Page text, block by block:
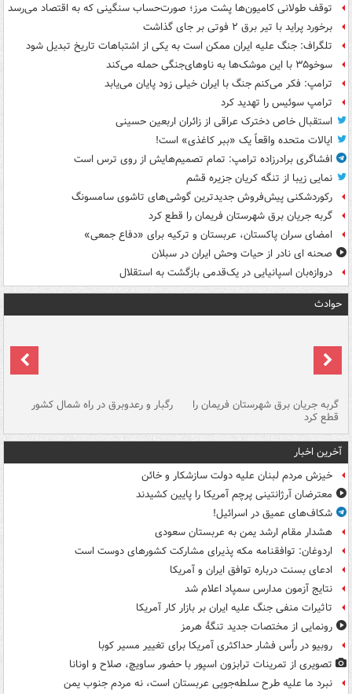
توقف طولانی کامیون‌ها پشت مرز؛ صورت‌حساب سنگینی که به اقتصاد می‌رسد
برخورد پراید با تیر برق ۲ فوتی بر جای گذاشت
تلگراف: جنگ علیه ایران ممکن است به یکی از اشتباهات تاریخ تبدیل شود
سوخو۳۵ با این موشک‌ها به ناوهای‌جنگی حمله می‌کند
ترامپ: فکر می‌کنم جنگ با ایران خیلی زود پایان می‌یابد
ترامپ سوئیس را تهدید کرد
استقبال خاص دخترک عراقی از زائران اربعین حسینی
ایالات متحده واقعاً یک «ببر کاغذی» است!
افشاگری برادرزاده ترامپ: تمام تصمیم‌هایش از روی ترس است
نمایی زیبا از تنگه کریان جزیره قشم
رکوردشکنی پیش‌فروش جدیدترین گوشی‌های تاشوی سامسونگ
گربه جریان برق شهرستان فریمان را قطع کرد
امضای سران پاکستان، عربستان و ترکیه برای «دفاع جمعی»
صحنه ای نادر از حیات وحش ایران در سبلان
دروازه‌بان اسپانیایی در یک‌قدمی بازگشت به استقلال
حوادث
گربه جریان برق شهرستان فریمان را
قطع کرد
رگبار و رعدوبرق در راه شمال کشور
آخرین اخبار
خیزش مردم لبنان علیه دولت سازشکار و خائن
معترضان آرژانتینی پرچم آمریکا را پایین کشیدند
شکاف‌های عمیق در اسرائیل!
هشدار مقام ارشد یمن به عربستان سعودی
اردوغان: توافقنامه مکه پذیرای مشارکت کشورهای دوست است
ادعای بسنت درباره توافق ایران و آمریکا
نتایج آزمون مدارس سمپاد اعلام شد
تاثیرات منفی جنگ علیه ایران بر بازار کار آمریکا
رونمایی از مختصات جدید تنگۀ هرمز
روبیو در رأس فشار حداکثری آمریکا برای تغییر مسیر کوبا
تصویری از تمرینات ترابزون اسپور با حضور ساویچ، صلاح و اونانا
نبرد ما علیه طرح سلطه‌جویی عربستان است، نه مردم جنوب یمن